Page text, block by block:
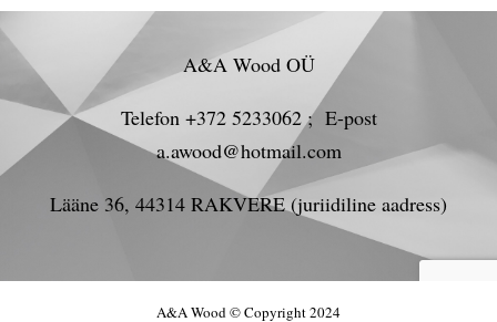
A&A Wood OÜ
Telefon +372 5233062 ; E-post
a.awood@hotmail.com
Lääne 36, 44314 RAKVERE (juriidiline aadress)
A&A Wood © Copyright 2024